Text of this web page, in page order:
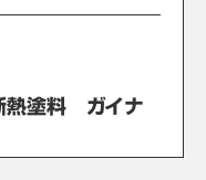
熱塗料 ガイナ